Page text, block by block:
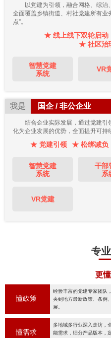
以党建为引领，融合网格、综治
全面覆盖乡镇街道、村社党建所有业
点”。
★ 线上线下双轮启动
★ 社区治
智慧党建
系统
VR
我是 国企 / 非公企业
结合企业实际发展，通过党建引
化为企业发展的优势，全面提升可持
★ 党建引领 ★ 松绑减负
智慧党建
系统
干部
系
VR党建
专
更
懂政策
经验丰富的党建专家团队
央到地方最新政策、条例
展。
懂需求
多地域多行业深入走访，
能需求，细分产品版本，